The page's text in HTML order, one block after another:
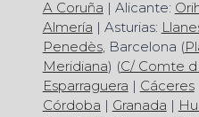
A Coruña | Alicante:
Almería | Asturias:
Penedès, Barcelona (
Meridiana) (C/ Comte
Esparraguera | Cáceres
Córdoba | Granada |